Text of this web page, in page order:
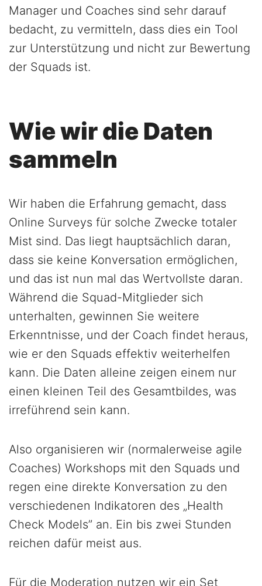
Manager und Coaches sind sehr darauf
bedacht, zu vermitteln, dass dies ein Tool
zur Unterstützung und nicht zur Bewertung
der Squads ist.
Wie wir die Daten
sammeln
Wir haben die Erfahrung gemacht, dass
Online Surveys für solche Zwecke totaler
Mist sind. Das liegt hauptsächlich daran,
dass sie keine Konversation ermöglichen,
und das ist nun mal das Wertvollste daran.
Während die Squad-Mitglieder sich
unterhalten, gewinnen Sie weitere
Erkenntnisse, und der Coach findet heraus,
wie er den Squads effektiv weiterhelfen
kann. Die Daten alleine zeigen einem nur
einen kleinen Teil des Gesamtbildes, was
irreführend sein kann.
Also organisieren wir (normalerweise agile
Coaches) Workshops mit den Squads und
regen eine direkte Konversation zu den
verschiedenen Indikatoren des „Health
Check Models” an. Ein bis zwei Stunden
reichen dafür meist aus.
Für die Moderation nutzen wir ein Set